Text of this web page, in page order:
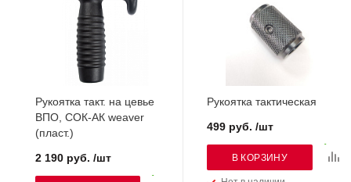
Рукоятка такт. на цевье
ВПО, СОК-АК weaver
(пласт.)
2 190 руб. /шт
Рукоятка тактическая
499 руб. /шт
В КОРЗИНУ